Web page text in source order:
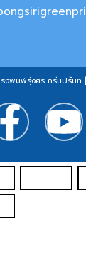
งพิมพ์รุ่งศิริ กรีนปริ้น
F
a
c
e
Y
o
u